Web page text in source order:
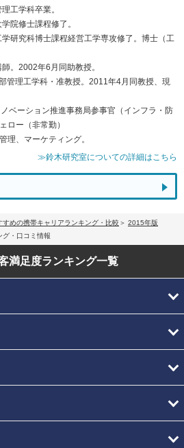
工学科卒業。
院修士課程修了。
研究科博士課程経営工学専攻修了。博士（工
。2002年6月同助教授。
管理工学科・准教授。2011年4月同教授、現
ベーション推進事務局参事官（インフラ・防
ロー（非常勤）
理、マーケティング。
≫鈴木研究室についての詳細はこちら
すめの携帯キャリアランキング・比較
2015年版
グ・口コミ情報
満足度ランキング一覧